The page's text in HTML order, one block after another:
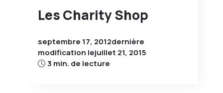
Les Charity Shop
septembre 17, 2012dernière
modification lejuillet 21, 2015
3 min. de lecture